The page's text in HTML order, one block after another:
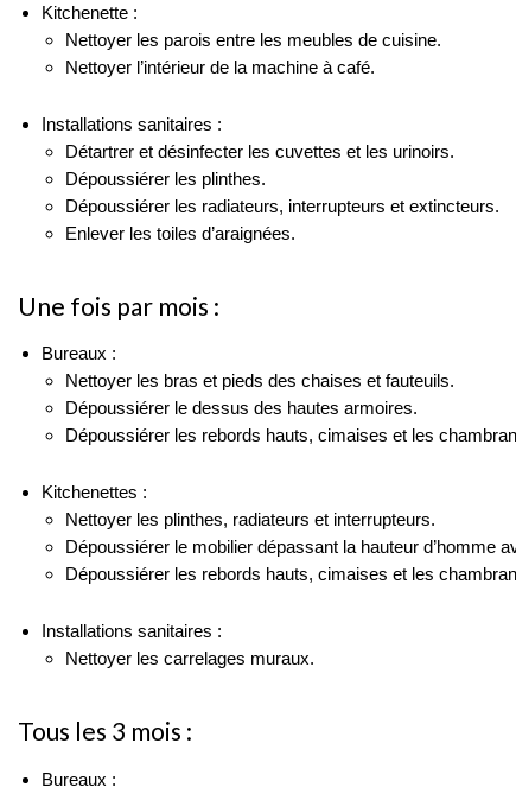
Kitchenette :
Nettoyer les parois entre les meubles de cuisine.
Nettoyer l’intérieur de la machine à café.
Installations sanitaires :
Détartrer et désinfecter les cuvettes et les urinoirs.
Dépoussiérer les plinthes.
Dépoussiérer les radiateurs, interrupteurs et extincteurs.
Enlever les toiles d’araignées.
Une fois par mois :
Bureaux :
Nettoyer les bras et pieds des chaises et fauteuils.
Dépoussiérer le dessus des hautes armoires.
Dépoussiérer les rebords hauts, cimaises et les
Kitchenettes :
Nettoyer les plinthes, radiateurs et interrupteurs.
Dépoussiérer le mobilier dépassant la hauteur d’homme
Dépoussiérer les rebords hauts, cimaises et les
Installations sanitaires :
Nettoyer les carrelages muraux.
Tous les 3 mois :
Bureaux :